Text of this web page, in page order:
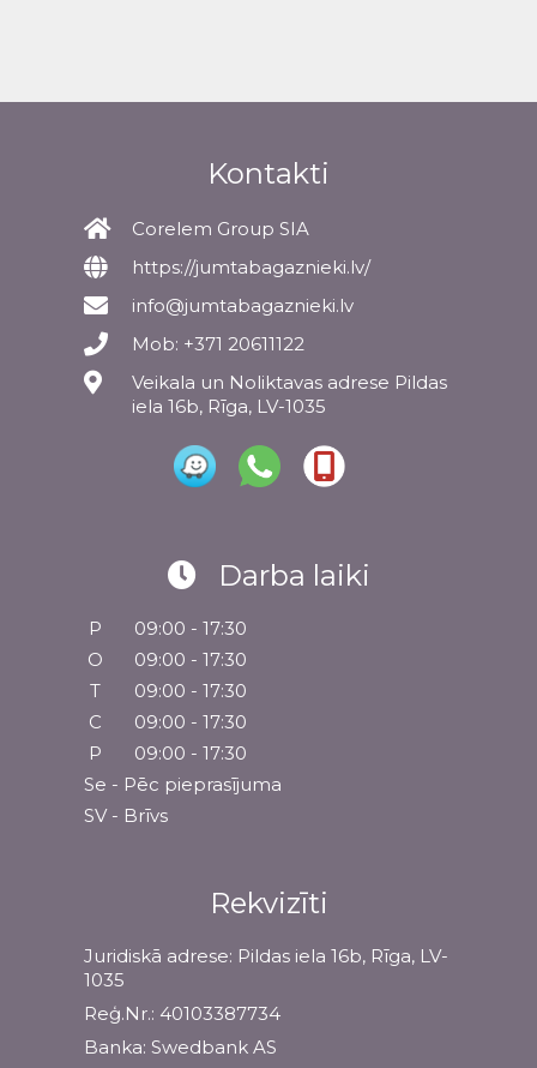
Kontakti
Corelem Group SIA
https://jumtabagaznieki.lv/
info@jumtabagaznieki.lv
Mob: +371 20611122
Veikala un Noliktavas adrese Pildas
iela 16b, Rīga, LV-1035
Darba laiki
P
09:00 - 17:30
O
09:00 - 17:30
T
09:00 - 17:30
C
09:00 - 17:30
P
09:00 - 17:30
Se - Pēc pieprasījuma
SV - Brīvs
Rekvizīti
Juridiskā adrese: Pildas iela 16b, Rīga, LV-
1035
Reģ.Nr.: 40103387734
Banka: Swedbank AS